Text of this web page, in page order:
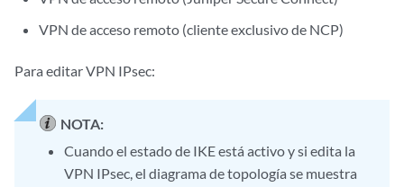
VPN de acceso remoto (cliente exclusivo de NCP)
Para editar VPN IPsec:
NOTA:
Cuando el estado de IKE está activo y si edita la
VPN IPsec, el diagrama de topología se muestra